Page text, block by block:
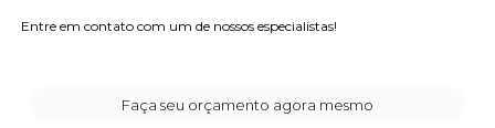
Entre em contato com um de nossos especialistas!
Faça seu orçamento agora mesmo